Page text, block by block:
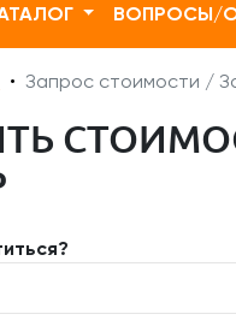
ВОПРОСЫ/
Запрос стоимости /